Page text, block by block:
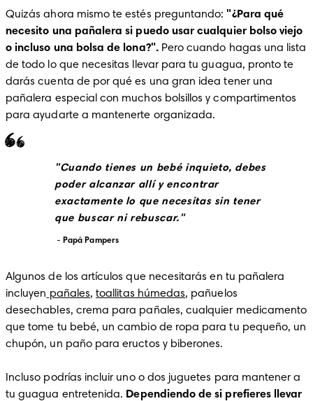
Quizás ahora mismo te estés preguntando: "¿Para qué
necesito una pañalera si puedo usar cualquier bolso viejo
o incluso una bolsa de lona?". Pero cuando hagas una lista
de todo lo que necesitas llevar para tu guagua, pronto te
darás cuenta de por qué es una gran idea tener una
pañalera especial con muchos bolsillos y compartimentos
para ayudarte a mantenerte organizada.
Cuando tienes un bebé inquieto, debes
poder alcanzar allí y encontrar
exactamente lo que necesitas sin tener
que buscar ni rebuscar.
Papá Pampers
Algunos de los artículos que necesitarás en tu pañalera
incluyen pañales, toallitas húmedas, pañuelos
desechables, crema para pañales, cualquier medicamento
que tome tu bebé, un cambio de ropa para tu pequeño, un
chupón, un paño para eructos y biberones.
Incluso podrías incluir uno o dos juguetes para mantener a
tu guagua entretenida. Dependiendo de si prefieres llevar